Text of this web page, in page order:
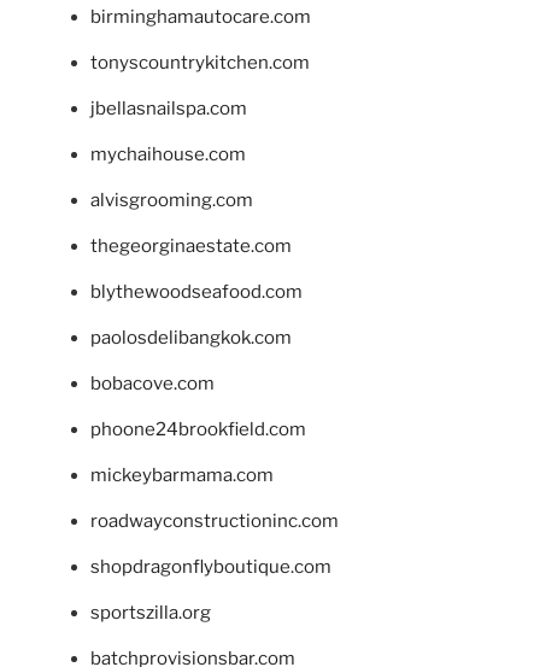
birminghamautocare.com
tonyscountrykitchen.com
jbellasnailspa.com
mychaihouse.com
alvisgrooming.com
thegeorginaestate.com
blythewoodseafood.com
paolosdelibangkok.com
bobacove.com
phoone24brookfield.com
mickeybarmama.com
roadwayconstructioninc.com
shopdragonflyboutique.com
sportszilla.org
batchprovisionsbar.com